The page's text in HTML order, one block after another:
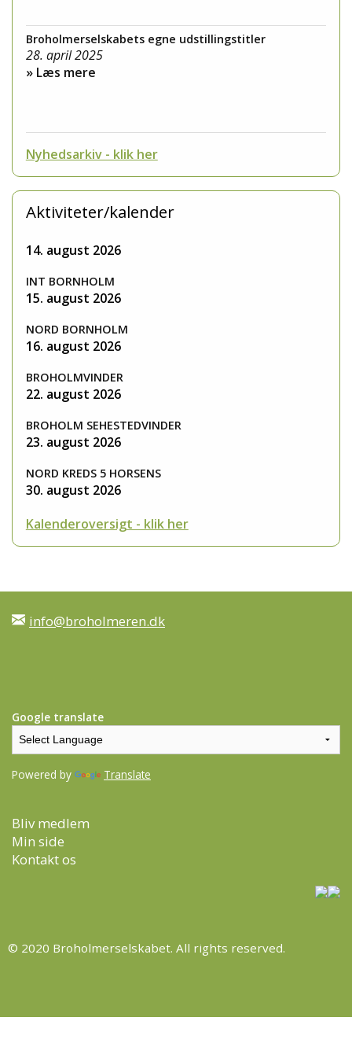
Broholmerselskabets egne udstillingstitler
28. april 2025
» Læs mere
Nyhedsarkiv - klik her
Aktiviteter/kalender
14. august 2026
INT BORNHOLM
15. august 2026
NORD BORNHOLM
16. august 2026
BROHOLMVINDER
22. august 2026
BROHOLM SEHESTEDVINDER
23. august 2026
NORD KREDS 5 HORSENS
30. august 2026
Kalenderoversigt - klik her
info@broholmeren.dk
Google translate
Powered by Translate
Bliv medlem
Min side
Kontakt os
© 2020 Broholmerselskabet. All rights reserved.